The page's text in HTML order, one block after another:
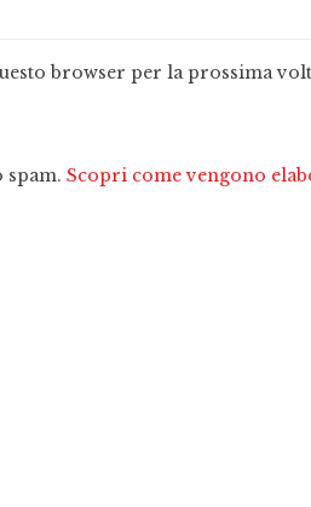
browser per la prossima
spam. Scopri come vengono